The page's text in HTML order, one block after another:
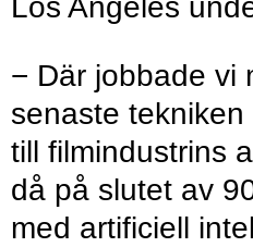
Los Angeles
− Där jobbade vi
senaste
till filmindustrins
då på slutet av
med artificiell